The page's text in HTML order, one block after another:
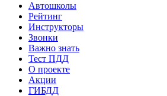
Автошколы
Рейтинг
Инструкторы
Звонки
Важно знать
Тест ПДД
О проекте
Акции
ГИБДД